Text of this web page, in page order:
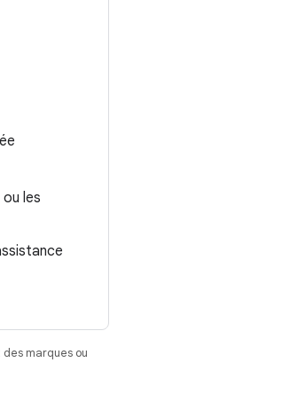
les
marques ou